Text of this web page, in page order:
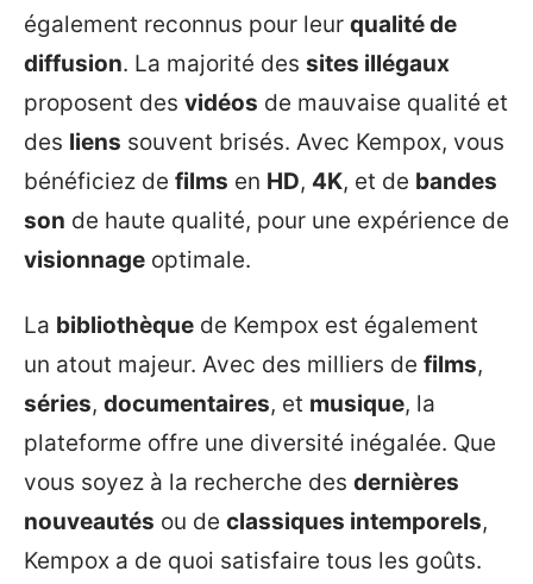
également reconnus pour leur qualité de
diffusion. La majorité des sites illégaux
proposent des vidéos de mauvaise qualité et
des liens souvent brisés. Avec Kempox, vous
bénéficiez de films en HD, 4K, et de bandes
son de haute qualité, pour une expérience de
visionnage optimale.
La bibliothèque de Kempox est également
un atout majeur. Avec des milliers de films,
séries, documentaires, et musique, la
plateforme offre une diversité inégalée. Que
vous soyez à la recherche des dernières
nouveautés ou de classiques intemporels,
Kempox a de quoi satisfaire tous les goûts.